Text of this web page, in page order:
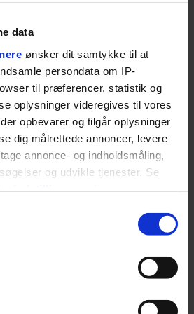
data
ønsker dit samtykke til at
persondata om IP-
til præferencer, statistik og
oplysninger videregives til vores
opbevarer og tilgår oplysninger
dig målrettede annoncer, levere
annonce- og indholdsmåling,
og udvikle tjenester. Se
fra vores
ved at trykke på "Privacy
til
–
NYHEDSBREV
Skriv dig op til
Euromans nyhedsbrev
her
Når min far
fuld og blev